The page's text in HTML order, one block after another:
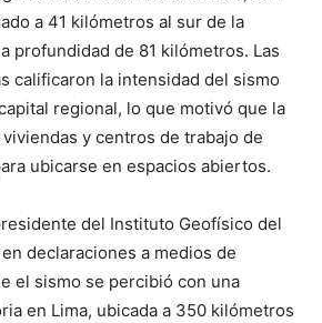
a 41 kilómetros al sur de la
profundidad de 81 kilómetros. Las
calificaron la intensidad del sismo
regional, lo que motivó que la
y centros de trabajo de
ubicarse en espacios abiertos.
del Instituto Geofísico del
declaraciones a medios de
el sismo se percibió con una
en Lima, ubicada a 350 kilómetros